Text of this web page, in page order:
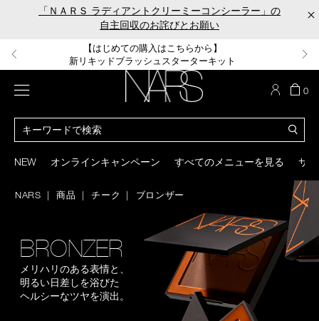
×
「ＮＡＲＳ ラディアントクリーミーコンシーラー」の
自主回収のお詫びとお願い
【ミニパフプレゼント】
新リキッドブラッシュご購入でプレゼント
【はじめての購入はこちらから】
新リキッドブラッシュスターターキット
【サンプル＆ヘアピン付】
オイルクレンジングキット
【ギフトショッパープレゼント】
カラーアイテムをあの人へのプレゼントに
【ポーチ＆ブラッシュプレゼント】
ORGASM CAMPAIGN
メニュー
NEW オンラインキャンペーン すべてのメニューを見る サ
カ
ト
商
数
0
ロ
グ
検
can
tab
swipe
left
right
on
your
BRONZER
メリハリのある表情と、
明るい日差しを浴びた
ヘルシーなツヤを演出。
NARS 商品 チーク ブロンザー